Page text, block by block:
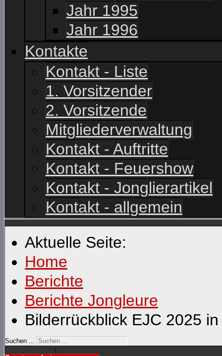
Jahr 1995
Jahr 1996
Kontakte
Kontakt - Liste
1. Vorsitzender
2. Vorsitzende
Mitgliederverwaltung
Kontakt - Auftritte
Kontakt - Feuershow
Kontakt - Jonglierartikel
Kontakt - allgemein
Aktuelle Seite:
Home
Berichte
Berichte Jongleure
Bilderrückblick EJC 2025
Suchen ...